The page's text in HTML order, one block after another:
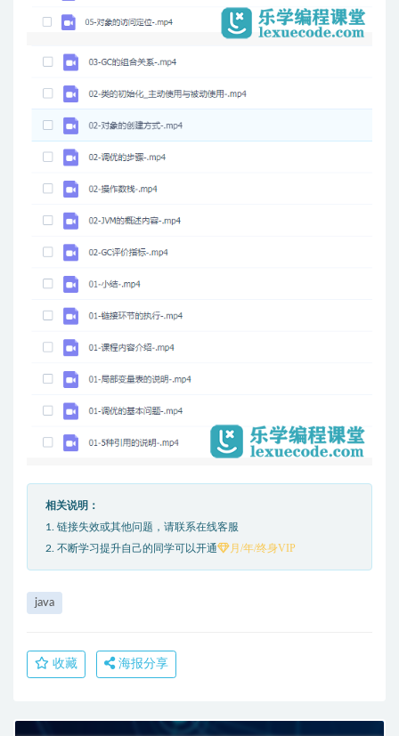
相关说明：
1. 链接失效或其他问题，请联系在线客服
2. 不断学习提升自己的同学可以开通
月/年/终身VIP
java
收藏 海报分享